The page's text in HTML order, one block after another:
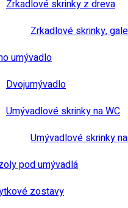
Zrkadlové skrinky z dreva
Zrkadlové skrinky,
umývadlo
Dvojumývadlo
Umývadlové skrinky na WC
Umývadlové skrinky
pod umývadlá
zostavy